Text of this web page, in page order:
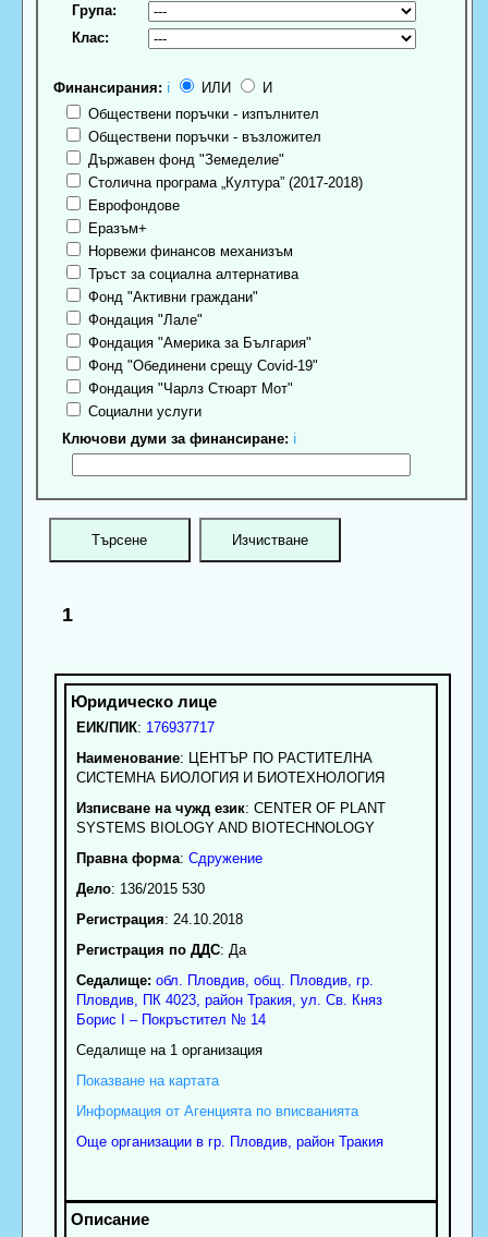
Група:
Клас:
Финансирания: ℹ ИЛИ
И
Обществени поръчки - изпълнител
Обществени поръчки - възложител
Държавен фонд "Земеделие"
Столична програма „Култура” (2017-2018)
Еврофондове
Еразъм+
Норвежи финансов механизъм
Тръст за социална алтернатива
Фонд "Активни граждани"
Фондация "Лале"
Фондация "Америка за България"
Фонд "Обединени срещу Covid-19"
Фондация "Чарлз Стюарт Мот"
Социални услуги
Ключови думи за финансиране: ℹ
1
ЕИК/ПИК: 176937717
Наименование: ЦЕНТЪР ПО РАСТИТЕЛНА
СИСТЕМНА БИОЛОГИЯ И БИОТЕХНОЛОГИЯ
Изписване на чужд език: CENTER OF PLANT
SYSTEMS BIOLOGY AND BIOTECHNOLOGY
Правна форма: Сдружение
Дело: 136/2015 530
Регистрация: 24.10.2018
Регистрация по ДДС: Да
Седалище: обл. Пловдив, общ. Пловдив, гр.
Пловдив, ПК 4023, район Тракия, ул. Св. Княз
Борис I – Покръстител № 14
Седалище на 1 организация
Показване на картата
Информация от Агенцията по вписванията
Още организации в гр. Пловдив, район Тракия